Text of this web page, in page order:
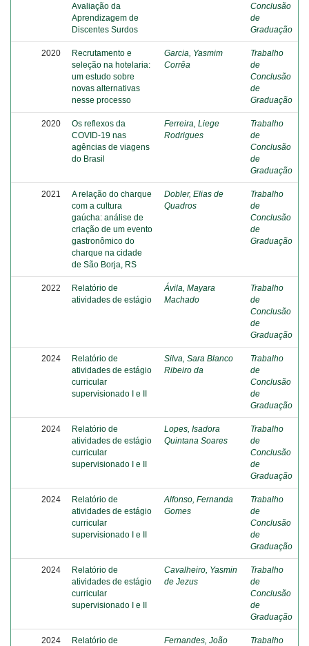
Avaliação da
Aprendizagem de
Discentes Surdos
Conclusão
de
Graduação
2020
Recrutamento e
seleção na hotelaria:
um estudo sobre
novas alternativas
nesse processo
Garcia, Yasmim
Corrêa
Trabalho
de
Conclusão
de
Graduação
2020
Os reflexos da
COVID-19 nas
agências de viagens
do Brasil
Ferreira, Liege
Rodrigues
Trabalho
de
Conclusão
de
Graduação
2021
A relação do charque
com a cultura
gaúcha: análise de
criação de um evento
gastronômico do
charque na cidade
de São Borja, RS
Dobler, Elias de
Quadros
Trabalho
de
Conclusão
de
Graduação
2022
Relatório de
atividades de estágio
Ávila, Mayara
Machado
Trabalho
de
Conclusão
de
Graduação
2024
Relatório de
atividades de estágio
curricular
supervisionado I e II
Silva, Sara Blanco
Ribeiro da
Trabalho
de
Conclusão
de
Graduação
2024
Relatório de
atividades de estágio
curricular
supervisionado I e II
Lopes, Isadora
Quintana Soares
Trabalho
de
Conclusão
de
Graduação
2024
Relatório de
atividades de estágio
curricular
supervisionado I e II
Alfonso, Fernanda
Gomes
Trabalho
de
Conclusão
de
Graduação
2024
Relatório de
atividades de estágio
curricular
supervisionado I e II
Cavalheiro, Yasmin
de Jezus
Trabalho
de
Conclusão
de
Graduação
2024
Relatório de
Fernandes, João
Trabalho